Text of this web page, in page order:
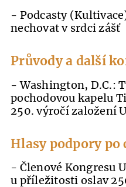
- Podcasty
nechovat v srdci zášť
Průvody a další
- Washington, D.C.:
pochodovou kapelu
250. výročí založení
Hlasy podpory po
- Členové Kongresu
u příležitosti oslav